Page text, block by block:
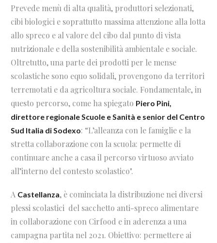
Prevede menù di alta qualità, produttori selezionati,
cibi biologici e soprattutto massima attenzione alla lotta
allo spreco e al valore del cibo dal punto di vista
nutrizionale e della sostenibilità ambientale e sociale.
Oltretutto, una parte dei prodotti per le mense
scolastiche sono equo solidali, provengono da territori
terremotati e da agricoltura sociale. Fondamentale, in
questo percorso, come ha spiegato Piero Pini,
direttore regionale Scuole e Sanità e senior del Centro
Sud Italia di Sodexo: “L’alleanza con le famiglie e la
stretta collaborazione con la scuola: permette di
continuare anche a casa il percorso virtuoso avviato
all’interno del contesto scolastico".
A Castellanza, è cominciata la distribuzione nei diversi
plessi scolastici del sacchetto anti-spreco alimentare
in collaborazione con Cirfood e in aderenza a una
campagna partita nel 2021. Obiettivo: permettere ai